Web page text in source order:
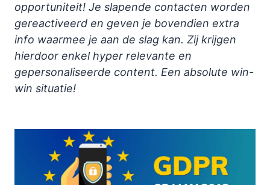
opportuniteit! Je slapende contacten worden
gereactiveerd en geven je bovendien extra
info waarmee je aan de slag kan. Zij krijgen
hierdoor enkel hyper relevante en
gepersonaliseerde content. Een absolute win-
win situatie!